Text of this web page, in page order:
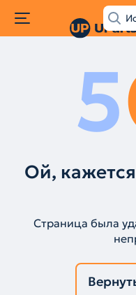
5
Ой,
Страница была